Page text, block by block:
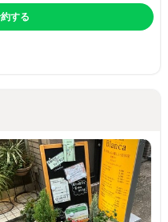
する